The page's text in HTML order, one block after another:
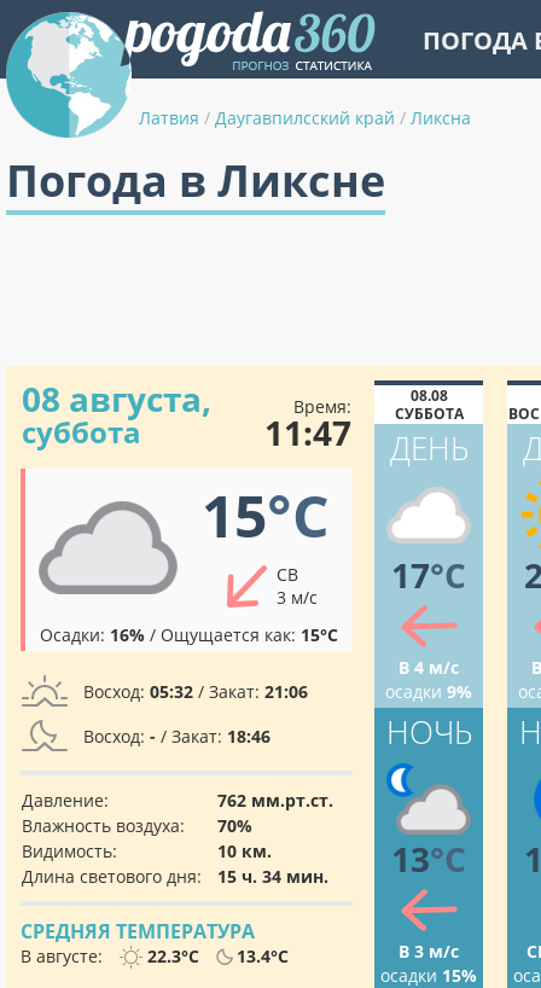
ПОГОДА
Латвия / Даугавпилсский край / Ликсна
Погода в Ликсне
08 августа,
суббота
Время:
11:47
15°C
СВ
3 м/с
Осадки: 16% / Ощущается как: 15°C
Восход: 05:32 / Закат: 21:06
Восход: - / Закат: 18:46
Давление:
762 мм.рт.ст.
Влажность воздуха:
70%
Видимость:
10 км.
Длина светового дня:
15 ч. 34 мин.
СРЕДНЯЯ ТЕМПЕРАТУРА
В августе: 22.3°C 13.4°C
08.08
СУББОТА
ДЕНЬ
17°C
В 4 м/с
осадки 9%
НОЧЬ
13°C
В 3 м/с
осадки 15%